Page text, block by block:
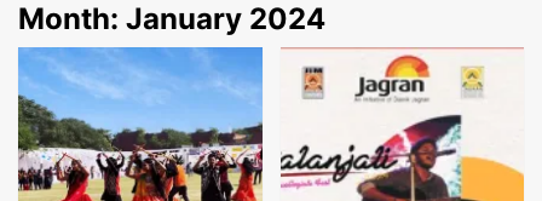
Month: January 2024